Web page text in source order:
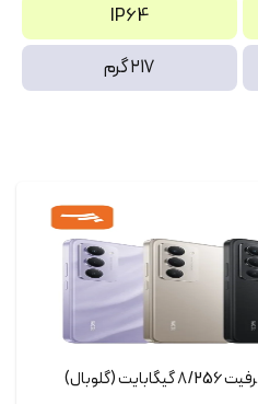
IP64
۲۱۷ گرم